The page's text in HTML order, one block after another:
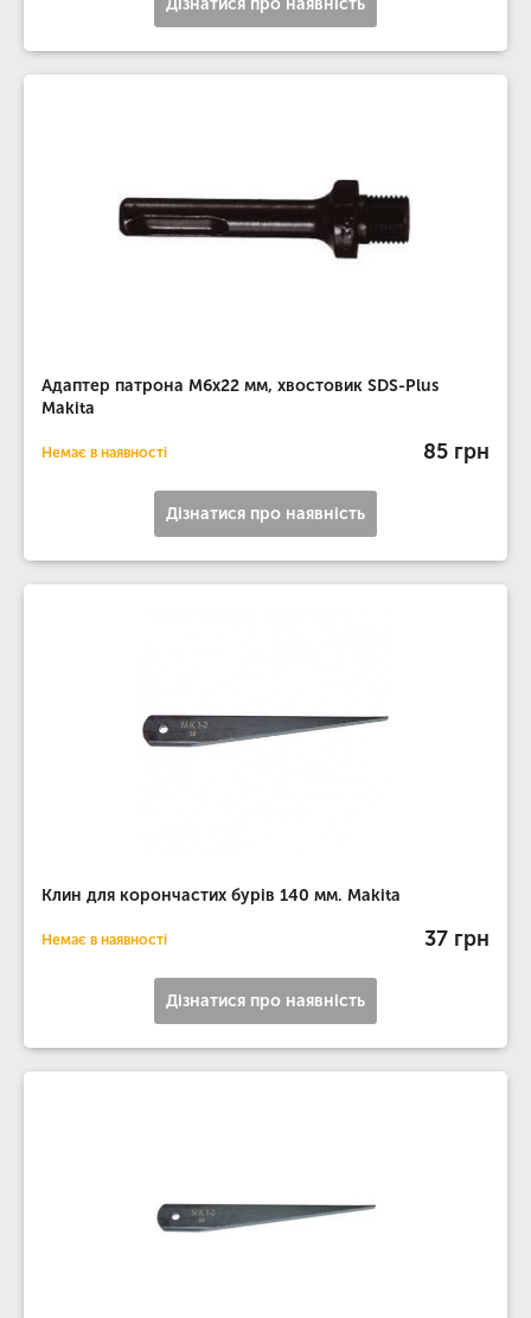
Адаптер патрона M6x22 мм, хвостовик SDS-Plus
Makita
Немає в наявності 85 грн
Дізнатися про наявність
Клин для корончастих бурів 140 мм. Makita
Немає в наявності 37 грн
Дізнатися про наявність